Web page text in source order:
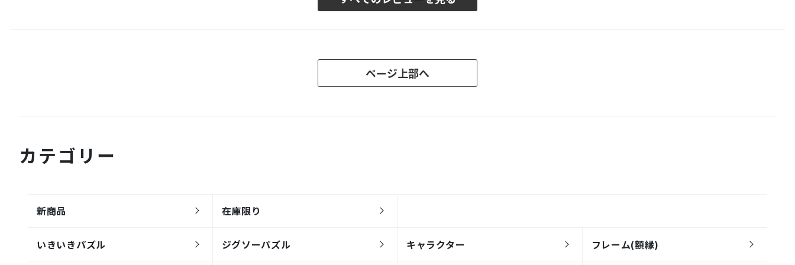
ページ上部へ
カテゴリー
新商品 在庫限り
いきいきパズル ジグソーパズル キャラクター フレーム(額縁)